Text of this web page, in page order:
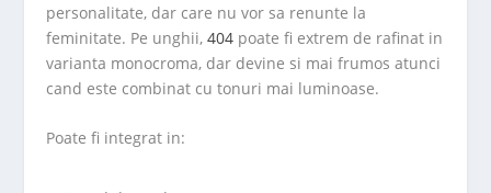
personalitate, dar care nu vor sa renunte la
feminitate. Pe unghii,404 poate fi extrem de rafinat in
varianta monocroma, dar devine si mai frumos atunci
cand este combinat cu tonuri mai luminoase.
Poate fi integrat in: